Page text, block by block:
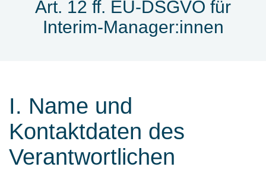
Art. 12 ff. EU-DSGVO für
Interim-Manager:innen
I. Name und
Kontaktdaten des
Verantwortlichen